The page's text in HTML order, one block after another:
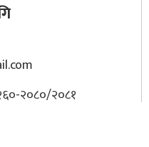
२०८०/२०८१